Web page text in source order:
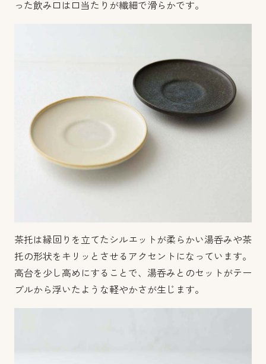
った飲み口は口当たりが繊細で滑らかです。
茶托は縁回りを立てたシルエットが柔らかい湯呑みや茶
托の形状をキリッとさせるアクセントになっています。
高台を少し高めにすることで、湯呑みとのセットがテー
ブルから浮いたような軽やかさが生じます。